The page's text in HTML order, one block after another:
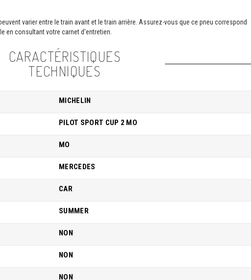
varier entre le train avant et le train arrière. Assurez-vous que ce pneu correspond
en consultant votre carnet d'entretien.
CARACTÉRISTIQUES
TECHNIQUES
MICHELIN
PILOT SPORT CUP 2 MO
MO
MERCEDES
CAR
SUMMER
NON
NON
NON